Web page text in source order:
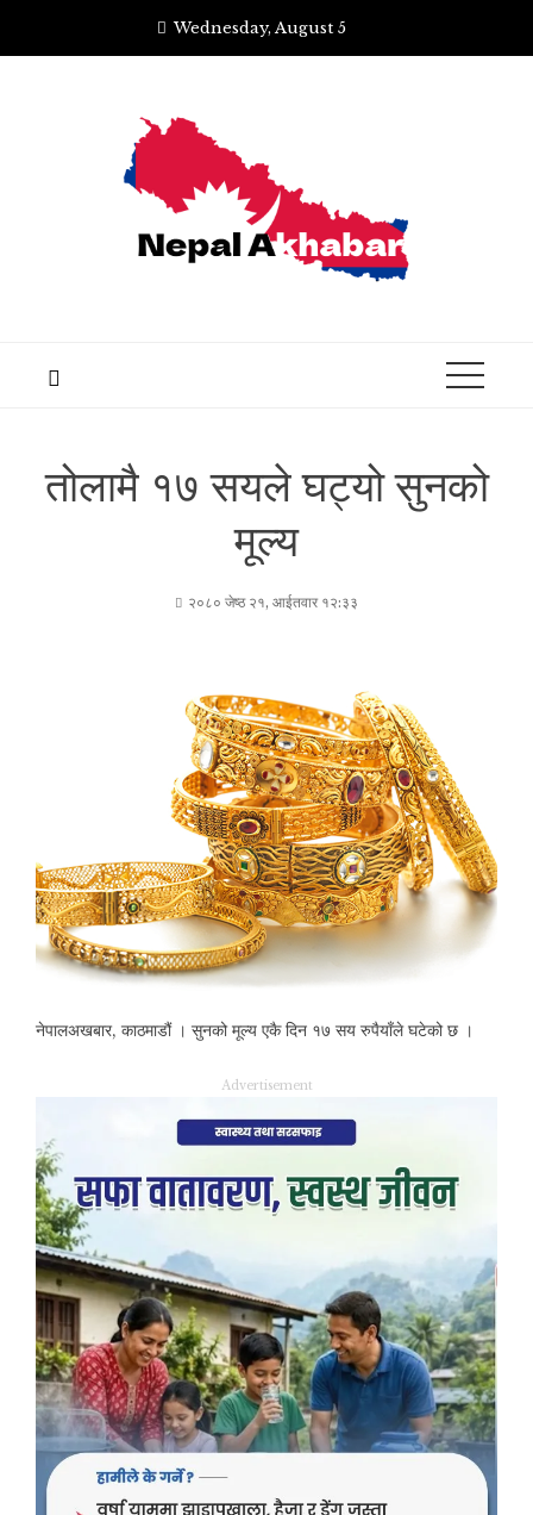
Wednesday, August 5
तोलामै १७ सयले घट्यो सुनको
मूल्य
२०८० जेष्ठ २१, आईतवार १२:३३
नेपालअखबार, काठमाडौं । सुनको मूल्य एकै दिन १७ सय रुपैयाँले घटेको छ ।
Advertisement